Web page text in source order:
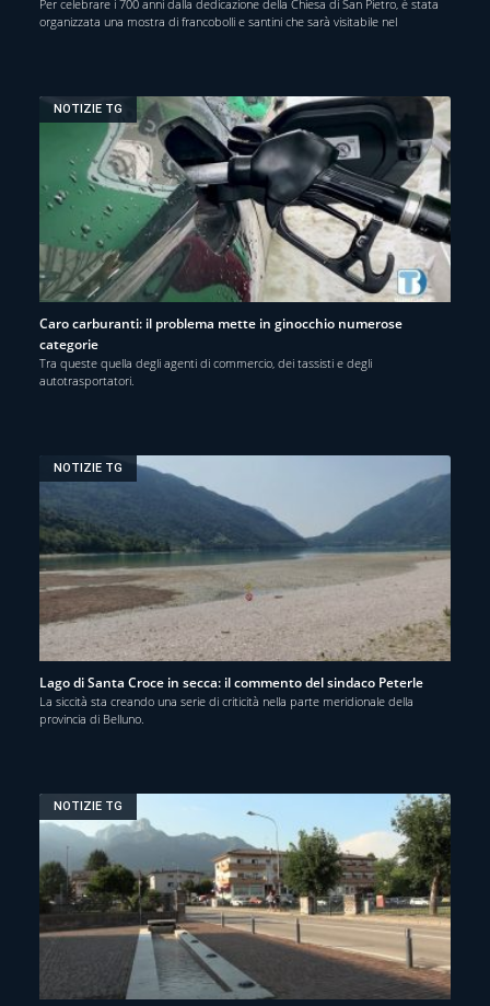
Per celebrare i 700 anni dalla dedicazione della Chiesa di San Pietro, è stata
organizzata una mostra di francobolli e santini che sarà visitabile nel
NOTIZIE TG
Caro carburanti: il problema mette in ginocchio numerose
categorie
Tra queste quella degli agenti di commercio, dei tassisti e degli
autotrasportatori.
NOTIZIE TG
Lago di Santa Croce in secca: il commento del sindaco Peterle
La siccità sta creando una serie di criticità nella parte meridionale della
provincia di Belluno.
NOTIZIE TG